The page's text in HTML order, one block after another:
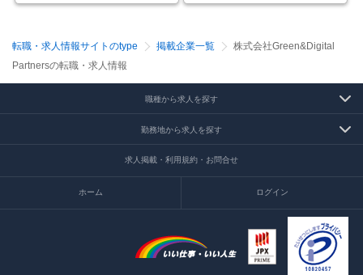
転職・求人情報サイトのtype 掲載企業一覧
株式会社Green&Digital
Partnersの転職・求人情報
職種から求人を探す
勤務地から求人を探す
求人掲載・利用規約・お問合せ
ホーム ログイン